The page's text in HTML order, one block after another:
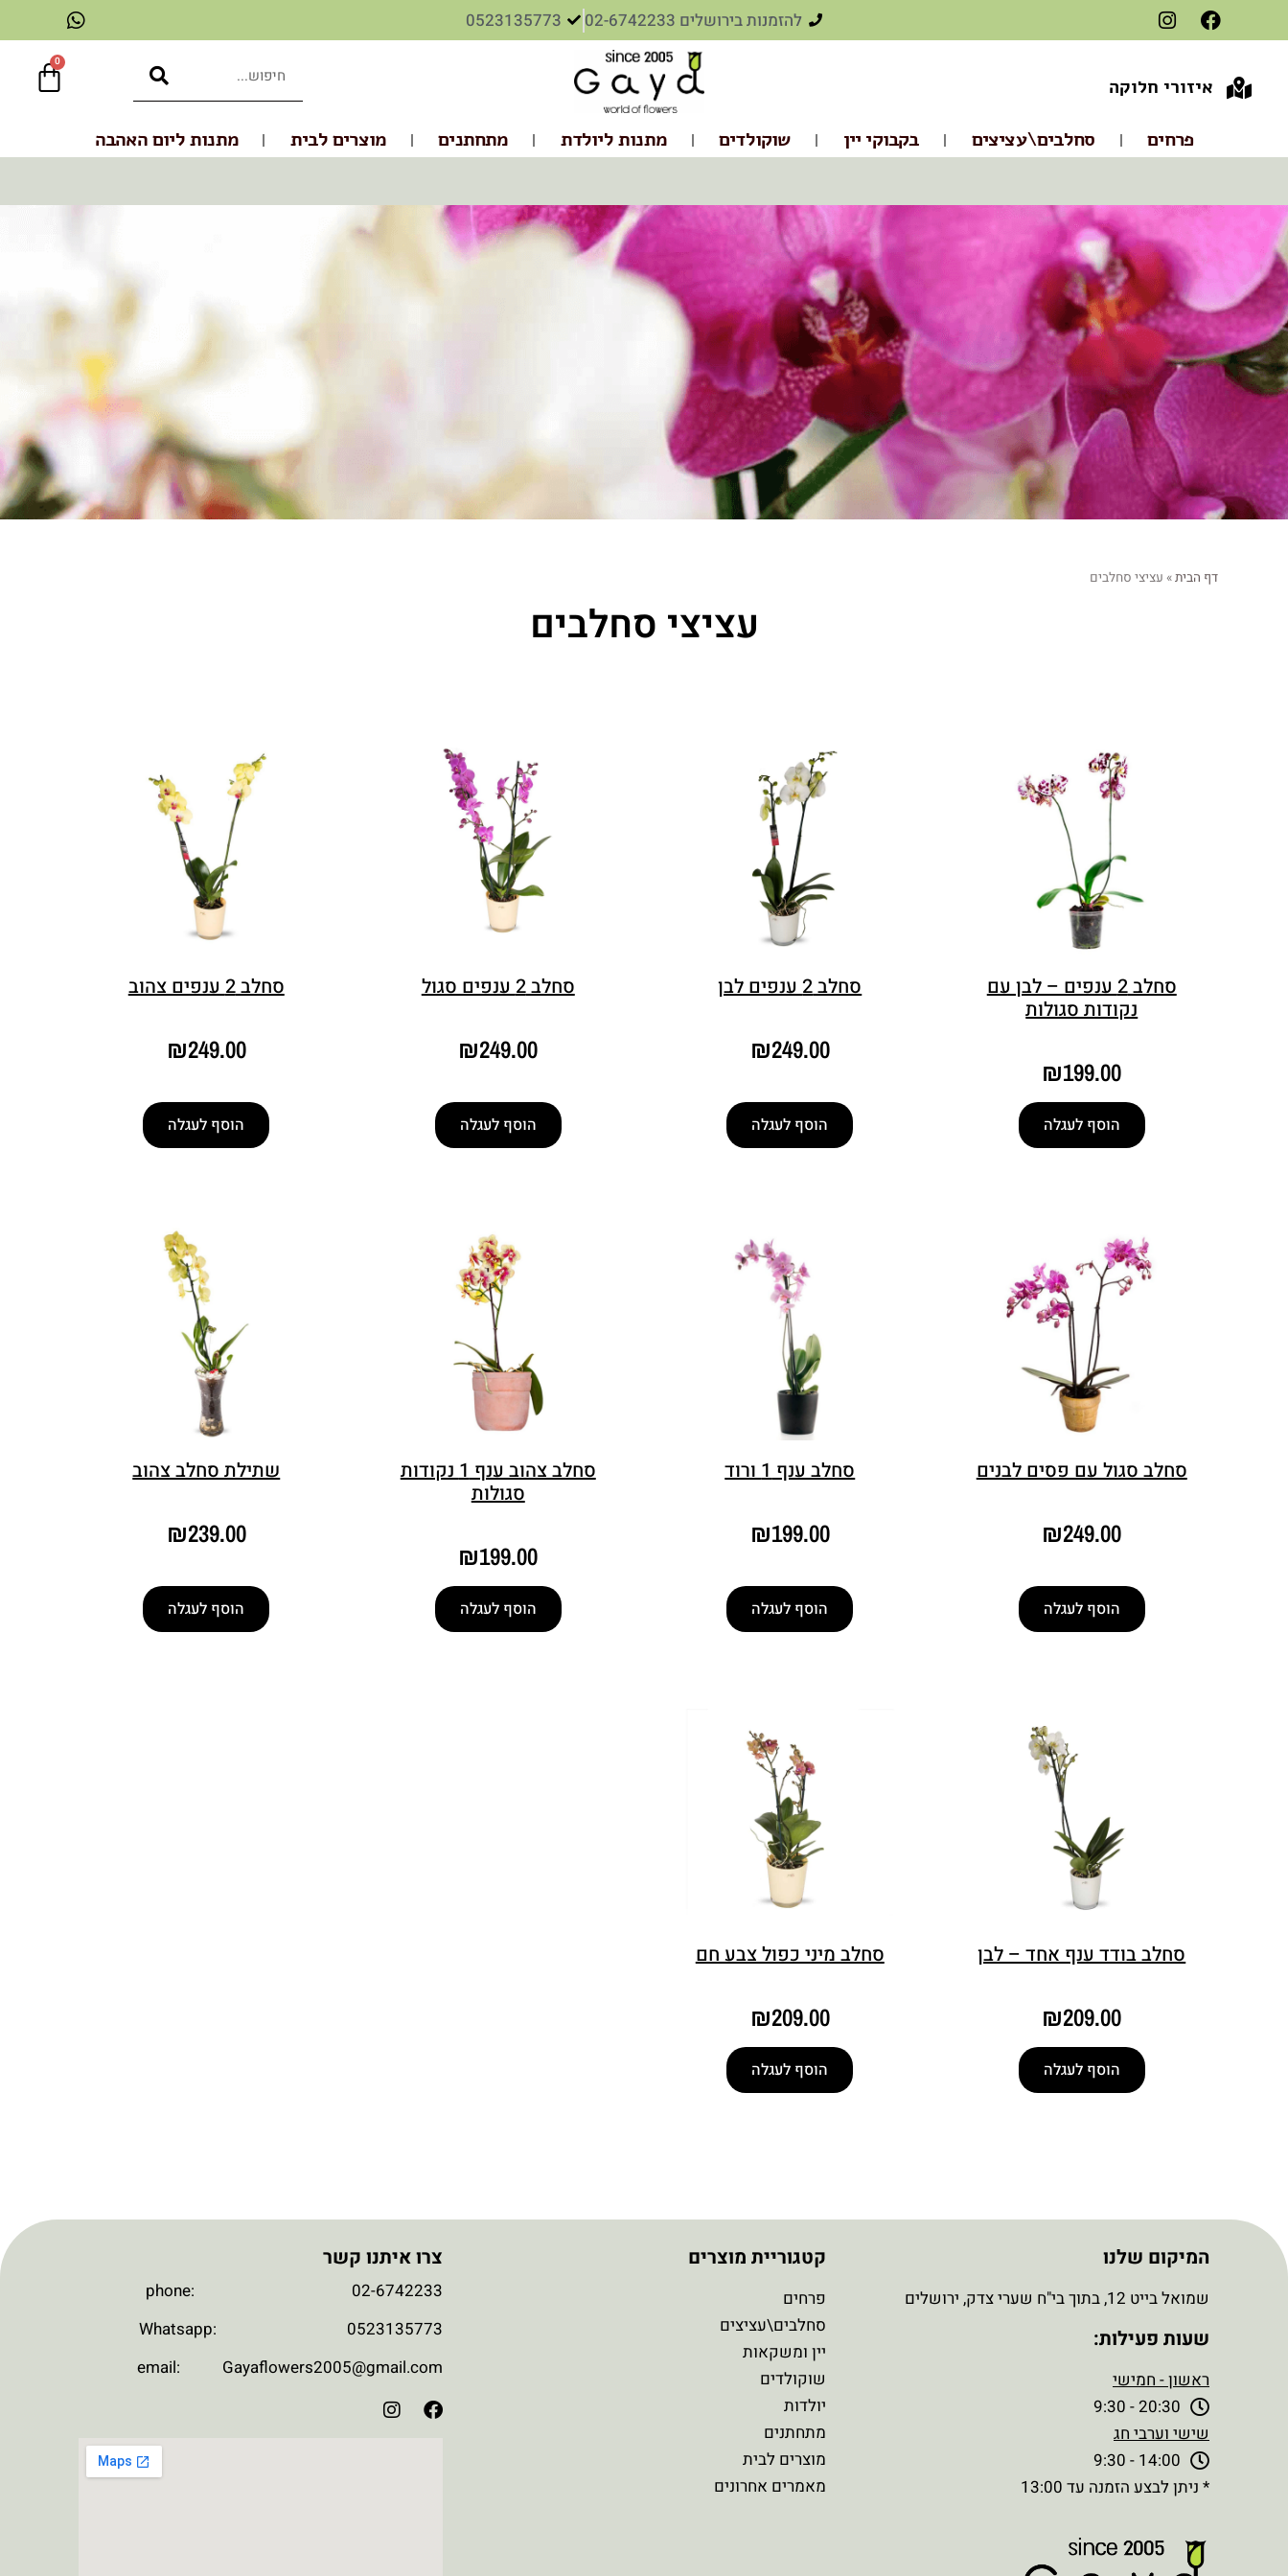
להזמנות בירושלים 02-6742233 0523135773
איזורי חלוקה
0
פרחים סחלבים\עציצים בקבוקי יין שוקולדים מתנות ליולדת מתחתנים מוצרים לבית מתנות ליום האהבה
דף הבית» עציצי סחלבים
עציצי סחלבים
סחלב 2 ענפים – לבן עם
נקודות סגולות
₪199.00
הוסף לעגלה
סחלב 2 ענפים לבן
₪249.00
הוסף לעגלה
סחלב 2 ענפים סגול
₪249.00
הוסף לעגלה
סחלב 2 ענפים צהוב
₪249.00
הוסף לעגלה
סחלב סגול עם פסים לבנים
₪249.00
הוסף לעגלה
סחלב ענף 1 ורוד
₪199.00
הוסף לעגלה
סחלב צהוב ענף 1 נקודות
סגולות
₪199.00
הוסף לעגלה
שתילת סחלב צהוב
₪239.00
הוסף לעגלה
סחלב בודד ענף אחד – לבן
₪209.00
הוסף לעגלה
סחלב מיני כפול צבע חם
₪209.00
הוסף לעגלה
המיקום שלנו
שמואל בייט 12, בתוך בי"ח שערי צדק, ירושלים
שעות פעילות:
ראשון - חמישי
20:30 - 9:30
שישי וערבי חג
14:00 - 9:30
* ניתן לבצע הזמנה עד 13:00
קטגוריית מוצרים
פרחים
סחלבים\עציצים
יין ומשקאות
שוקולדים
יולדות
מתחתנים
מוצרים לבית
מאמרים אחרונים
צרו איתנו קשר
phone: 02-6742233
Whatsapp: 0523135773
email: Gayaflowers2005@gmail.com